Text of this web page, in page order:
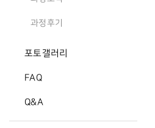
과정후기
포토갤러리
FAQ
Q&A